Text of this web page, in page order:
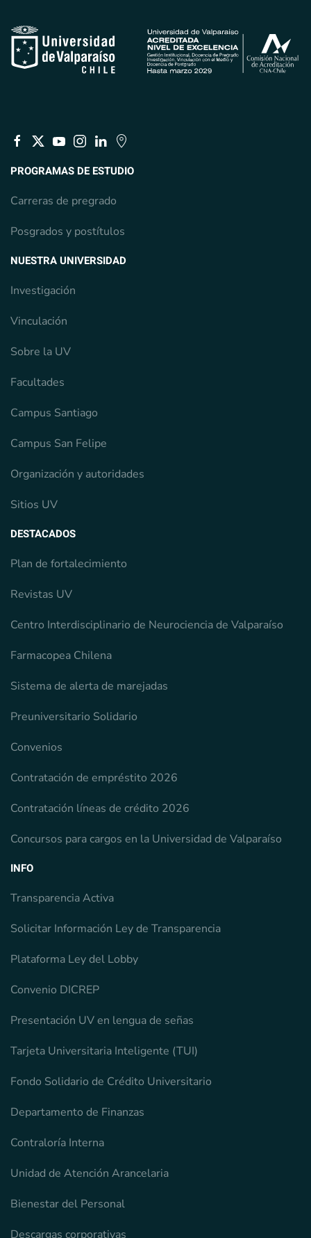
PROGRAMAS DE ESTUDIO
Carreras de pregrado
Posgrados y postítulos
NUESTRA UNIVERSIDAD
Investigación
Vinculación
Sobre la UV
Facultades
Campus Santiago
Campus San Felipe
Organización y autoridades
Sitios UV
DESTACADOS
Plan de fortalecimiento
Revistas UV
Centro Interdisciplinario de Neurociencia de Valparaíso
Farmacopea Chilena
Sistema de alerta de marejadas
Preuniversitario Solidario
Convenios
Contratación de empréstito 2026
Contratación líneas de crédito 2026
Concursos para cargos en la Universidad de Valparaíso
INFO
Transparencia Activa
Solicitar Información Ley de Transparencia
Plataforma Ley del Lobby
Convenio DICREP
Presentación UV en lengua de señas
Tarjeta Universitaria Inteligente (TUI)
Fondo Solidario de Crédito Universitario
Departamento de Finanzas
Contraloría Interna
Unidad de Atención Arancelaria
Bienestar del Personal
Descargas corporativas